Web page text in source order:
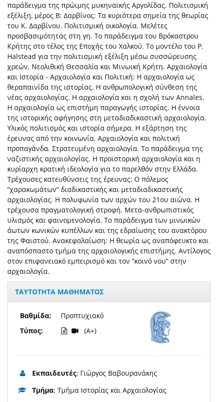
παράδειγμα της πρώιμης μυκηναϊκής Αργολίδας. Πολιτισμική
εξέλιξη, μέρος Β: Δαρβίνος: Τα κυριότερα σημεία της θεωρίας
του Κ. Δαρβίνου. Πολιτισμική οικολογία. Μελέτες
προσβασιμότητας στη γη. Το παράδειγμα του Βρόκαστρου
Κρήτης στο τέλος της Εποχής του Χαλκού. Το μοντέλο του P.
Halstead για την πολιτισμική εξέλιξη μέσω συσσώρευσης
χρεών. Νεολιθική Θεσσαλία και Μινωική Κρήτη. Αρχαιολογία
και Ιστορία - Αρχαιολογία και Πολιτική: Η αρχαιολογία ως
θεραπαινίδα της ιστορίας. Η ανθρωπολογική σύνθεση της
νέας αρχαιολογίας. Η αρχαιολογία και η σχολή των Annales.
Η αρχαιολογία ως επιστήμη παραγωγής ιστορίας. Η έννοια
της ιστορικής αφήγησης στη μεταδιαδικαστική αρχαιολογία.
Υλικός πολιτισμός και ιστορία σήμερα. Η εξάρτηση της
έρευνας από την κοινωνία. Αρχαιολογία και πολιτική
προπαγάνδα. Στρατευμένη αρχαιολογία. Το παράδειγμα της
ναζιστικής αρχαιολογίας. Η προϊστορική αρχαιολογία και η
κυρίαρχη κρατική ιδεολογία για το παρελθόν στην Ελλάδα.
Τρέχουσες κατευθύνσεις της έρευνας: Ο πόλεμος
“χαρακωμάτων” διαδικαστικής και μεταδιαδικαστικής
αρχαιολογίας. Η πολυφωνία των αρχών του 21ου αιώνα. Η
τρέχουσα πραγματολογική στροφή. Μετα-ανθρωπιστικός
υλισμός και φαινομενολογία. Το παράδειγμα των μινωικών
άωτων κωνικών κυπέλλων και της εδραίωσης του ανακτόρου
της Φαιστού. Ανακεφαλαίωση: Η θεωρία ως αναπόφευκτο και
αναπόσπαστο τμήμα της αρχαιολογικής επιστήμης. Αντίλογος
στον επιφανειακό εμπειρισμό και τον “κοινό νου” στην
αρχαιολογία.
ΤΑΥΤΟΤΗΤΑ ΜΑΘΗΜΑΤΟΣ
Βαθμίδα:
Τύπος:
Προπτυχιακό
(A+)
Εκπαιδευτές: Γιώργος Βαβουρανάκης
Τμήμα: Τμήμα Ιστορίας και Αρχαιολογίας